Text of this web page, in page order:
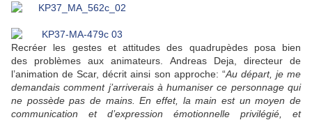
Recréer les gestes et attitudes des quadrupèdes posa bien
des problèmes aux animateurs. Andreas Deja, directeur de
l’animation de Scar, décrit ainsi son approche: “Au départ, je me
demandais commentj’arriverais à humaniser ce personnage qui
ne possède pas de mains. En effet, la main est un moyen de
communication et d’expression émotionnelle privilégié, et